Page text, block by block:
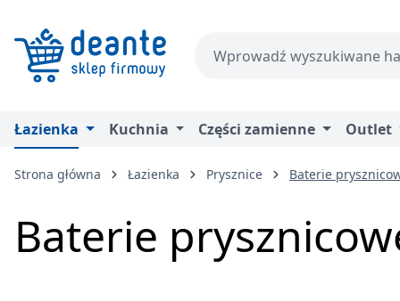
Łazienka Kuchnia Części zamienne Outlet
Strona główna Łazienka Prysznice Baterie
Baterie